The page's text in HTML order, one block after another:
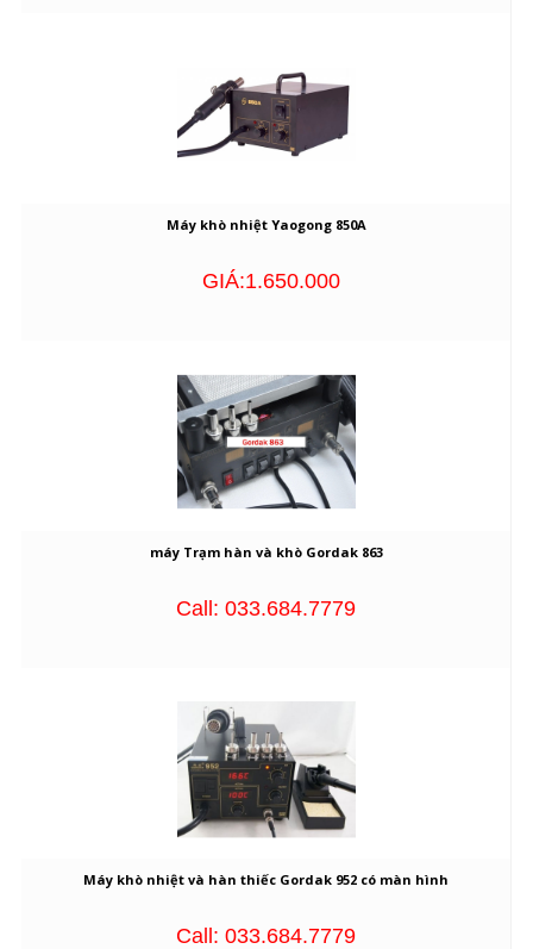
Máy khò nhiệt Yaogong 850A
GIÁ:1.650.000
máy Trạm hàn và khò Gordak 863
Call: 033.684.7779
Máy khò nhiệt và hàn thiếc Gordak 952 có màn hình
Call: 033.684.7779